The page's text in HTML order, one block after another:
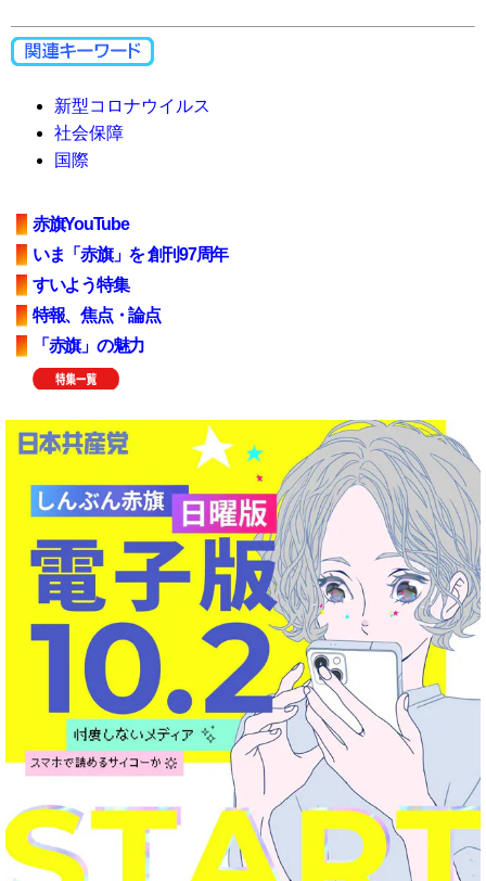
新型コロナウイルス
社会保障
国際
赤旗YouTube
いま「赤旗」を 創刊97周年
すいよう特集
特報、焦点・論点
「赤旗」の魅力